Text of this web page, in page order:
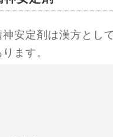
安定剤は漢方とし
ます。